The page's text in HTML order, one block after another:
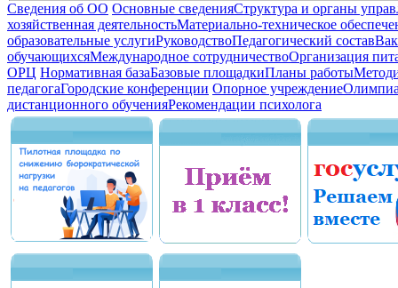
Сведения об ОО Основные сведенияСтруктура и органы
хозяйственная деятельностьМатериально-техническое
образовательные услугиРуководствоПедагогический состав
обучающихсяМеждународное сотрудничествоОрганизация
ОРЦ Нормативная базаБазовые площадкиПланы работы
педагогаГородские конференции Опорное учреждение
дистанционного обученияРекомендации психолога